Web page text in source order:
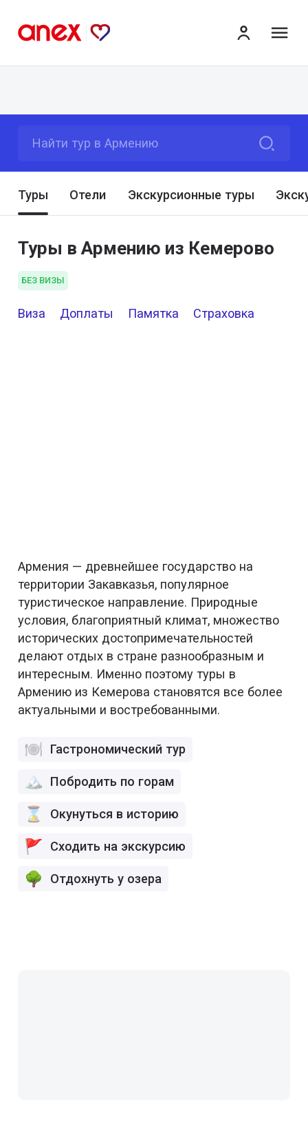
Найти тур в Армению
Туры Отели Экскурсионные туры
Туры в Армению из Кемерово
БЕЗ ВИЗЫ
Виза Доплаты Памятка Страховка
Армения — древнейшее государство на
территории Закавказья, популярное
туристическое направление. Природные
условия, благоприятный климат, множество
исторических достопримечательностей
делают отдых в стране разнообразным и
интересным. Именно поэтому туры в
Армению из Кемерова становятся все более
актуальными и востребованными.
Гастрономический тур
Побродить по горам
Окунуться в историю
Сходить на экскурсию
Отдохнуть у озера